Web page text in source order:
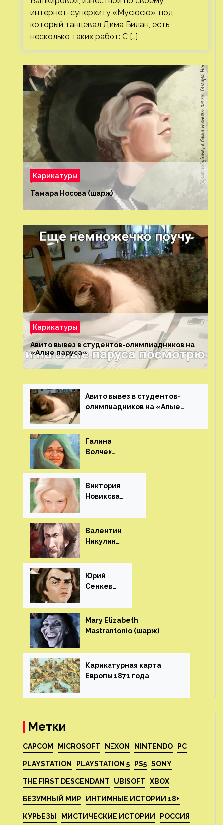
интернет-суперхиту «Мусюсю», под
который танцевал Дима Билан, есть
несколько таких работ: С […]
Карикатуры
Тамара Носова (шарж)⁠⁠
Карикатуры
Авито вывез в студентов-олимпиадников на
«Алые паруса»⁠⁠
Авито вывез в студентов-
олимпиадников на «Алые
Галина
Волчек
Виктория
Новикова
Валентин
Никулин
Юрий
Сенкеви
Mary Elizabeth
Mastrantonio (шарж)⁠⁠
Карикатурная карта
Европы 1871 года⁠⁠
Метки
CAPCOM MICROSOFT NEXON NINTENDO PC
PLAYSTATION PLAYSTATION 5 PS5 SONY
THE FIRST DESCENDANT UBISOFT XBOX
БЕЗУМНЫЙ МИР ИНТИМНЫЕ ИСТОРИИ 18+
КУРЬЕЗЫ МИСТИЧЕСКИЕ ИСТОРИИ РОССИЯ